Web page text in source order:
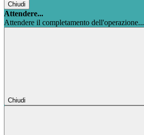
Chiudi
Attendere...
Attendere il completamento dell'operazione...
Chiudi